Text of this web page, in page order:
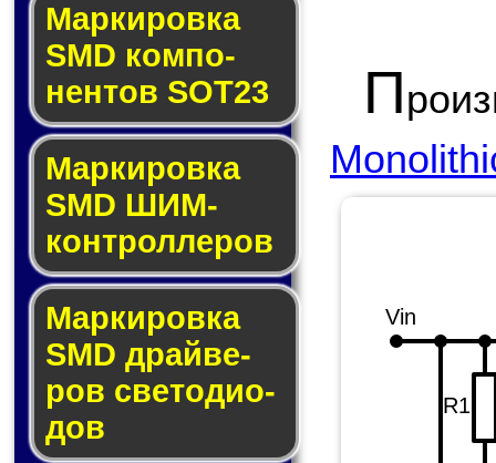
Маркировка
SMD ком­по­
нен­тов SOT23
Маркировка
SMD ШИМ-
кон­трол­ле­ров
Маркировка
SMD драй­ве­
ров све­то­ди­о­
дов
П
Vin
R1